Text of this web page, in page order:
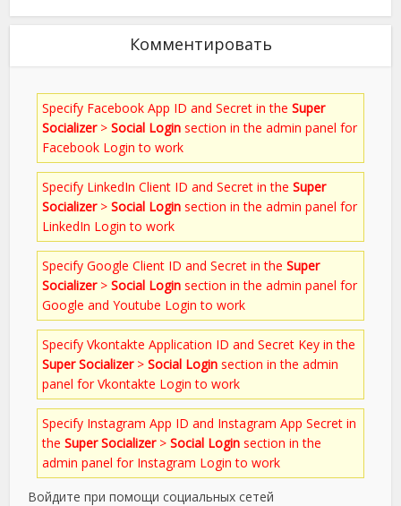
Комментировать
Specify Facebook App ID and Secret in theSuper
Socializer>Social Login section in the admin panel for
Facebook Login to work
Specify LinkedIn Client ID and Secret in theSuper
Socializer>Social Login section in the admin panel for
LinkedIn Login to work
Specify Google Client ID and Secret in theSuper
Socializer>Social Login section in the admin panel for
Google and Youtube Login to work
Specify Vkontakte Application ID and Secret Key in the
Super Socializer>Social Login section in the admin
panel for Vkontakte Login to work
Specify Instagram App ID and Instagram App Secret in
theSuper Socializer>Social Login section in the
admin panel for Instagram Login to work
Войдите при помощи социальных сетей